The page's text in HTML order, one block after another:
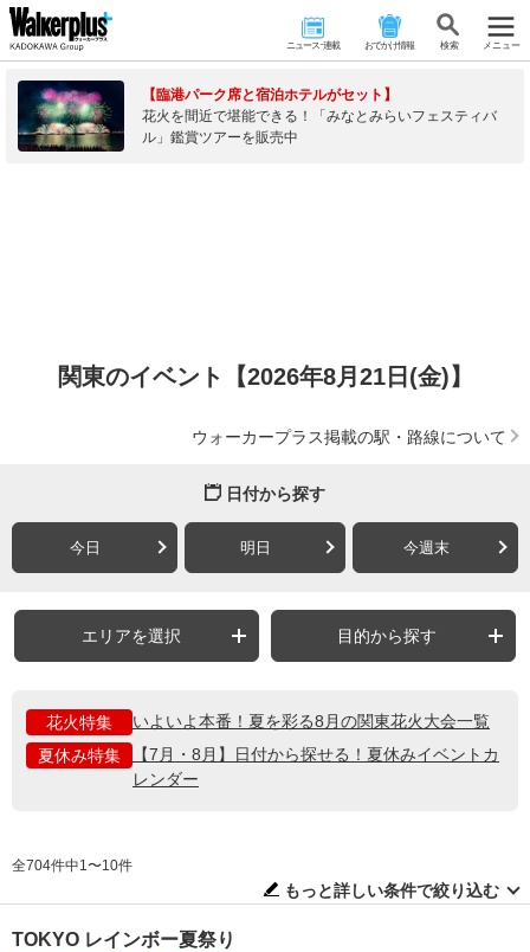
ニュース･連載 おでかけ情報 検 索 メニュー
【臨港パーク席と宿泊ホテルがセット】
花火を間近で堪能できる！「みなとみらいフェスティバ
ル」鑑賞ツアーを販売中
関東のイベント【2026年8月21日(金)】
ウォーカープラス掲載の駅・路線について
日付から探す
今日 明日 今週末
エリアを選択 目的から探す
花火特集
いよいよ本番！夏を彩る8月の関東花火大会一覧
夏休み特集
【7月・8月】日付から探せる！夏休みイベントカ
レンダー
全704件中1〜10件
もっと詳しい条件で絞り込む
TOKYO レインボー夏祭り